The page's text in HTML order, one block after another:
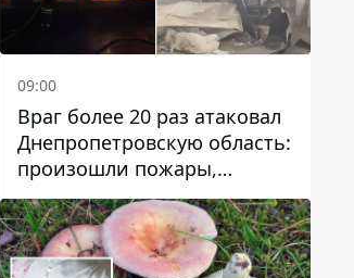
09:00
Враг более 20 раз атаковал
Днепропетровскую область:
произошли пожары,
повреждены дома,
инфраструктура и авто